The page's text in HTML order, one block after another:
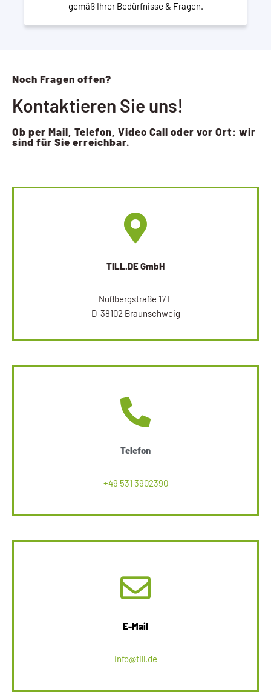
gemäß Ihrer Bedürfnisse & Fragen.
Noch Fragen offen?
Kontaktieren Sie uns!
Ob per Mail, Telefon, Video Call oder vor Ort: wir
sind für Sie erreichbar.
TILL.DE GmbH
Nußbergstraße 17 F
D-38102 Braunschweig
Telefon
+49 531 3902390
E-Mail
info@till.de